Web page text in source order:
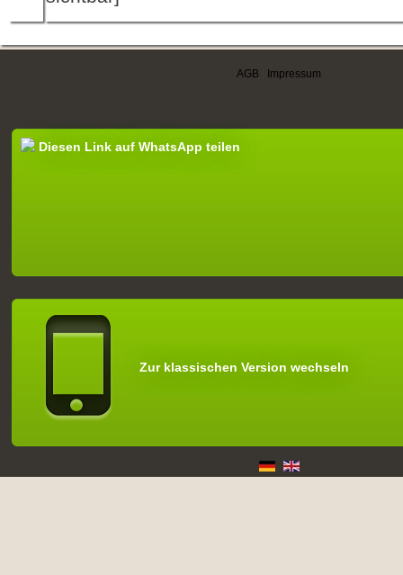
AGB Impressum
Diesen Link auf WhatsApp teilen
Zur klassischen Version wechseln